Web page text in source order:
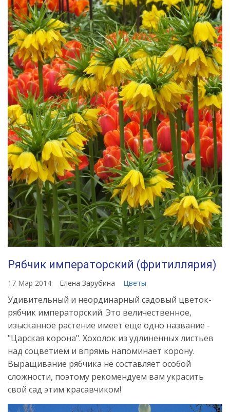
Рябчик императорский (фритиллярия)
17 Мар 2014 Елена Зарубина Цветы
Удивительный и неординарный садовый цветок-
рябчик императорский. Это величественное,
изысканное растение имеет еще одно название -
"Царская корона". Хохолок из удлиненных листьев
над соцветием и впрямь напоминает корону.
Выращивание рябчика не составляет особой
сложности, поэтому рекомендуем вам украсить
свой сад этим красавчиком!